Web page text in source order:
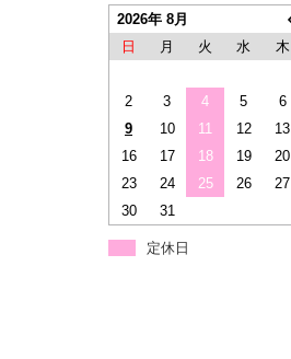
2026年 8月
日
月 火 水 木
2
3 4 5 6
9
10 11 12 13
16
17 18 19 20
23
24 25 26 27
30
31
定休日